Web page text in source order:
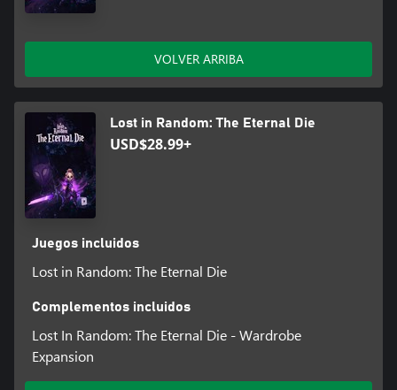
VOLVER ARRIBA
Lost in Random: The Eternal Die
USD$28.99+
Juegos incluidos
Lost in Random: The Eternal Die
Complementos incluidos
Lost In Random: The Eternal Die - Wardrobe
Expansion